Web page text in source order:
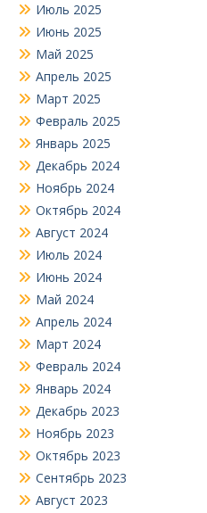
Июль 2025
Июнь 2025
Май 2025
Апрель 2025
Март 2025
Февраль 2025
Январь 2025
Декабрь 2024
Ноябрь 2024
Октябрь 2024
Август 2024
Июль 2024
Июнь 2024
Май 2024
Апрель 2024
Март 2024
Февраль 2024
Январь 2024
Декабрь 2023
Ноябрь 2023
Октябрь 2023
Сентябрь 2023
Август 2023